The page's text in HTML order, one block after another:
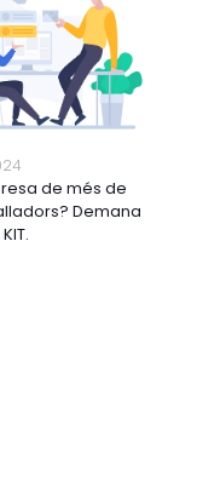
de més de
Demana